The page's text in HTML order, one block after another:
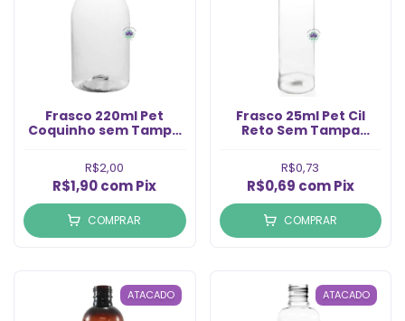
Frasco 220ml Pet
Coquinho sem Tampa
R$2,00
R$1,90comPix
COMPRAR
Frasco 25ml Pet Cil
Reto Sem Tampa
R$0,73
R$0,69 com Pix
COMPRAR
ATACADO ATACADO